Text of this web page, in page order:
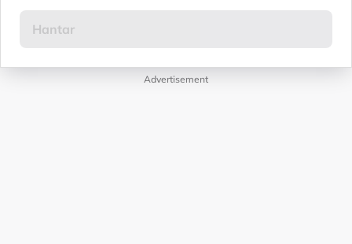
Advertisement